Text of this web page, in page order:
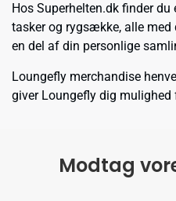
Hos Superhelten.dk finder
tasker og rygsække, alle med
en del af din personlige
Loungefly merchandise
giver Loungefly dig
Modtag